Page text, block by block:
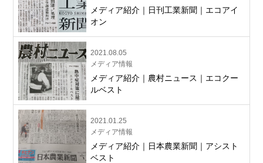
メディア紹介｜日刊工業新聞｜エコアイ
オン
2021.08.05
メディア情報
メディア紹介｜農村ニュース｜エコクー
ルベスト
2021.01.25
メディア情報
メディア紹介｜日本農業新聞｜アシスト
ベスト